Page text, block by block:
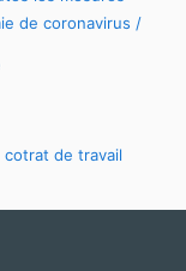
de coronavirus /
de travail